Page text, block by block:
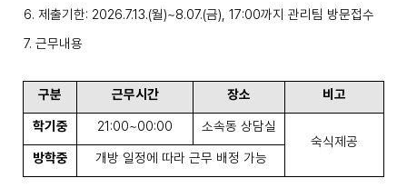
6. 제출기한: 2026.7.13.(월)~8.07.(금), 17:00까지 관리팀 방문접수
7. 근무내용
구분 근무시간 장소
비고
학기중
21:00~00:00
소속동 상담실
숙식제공
방학중
개방 일정에 따라 근무 배정 가능